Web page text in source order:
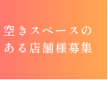
空きスペースの
ある店舗様募集